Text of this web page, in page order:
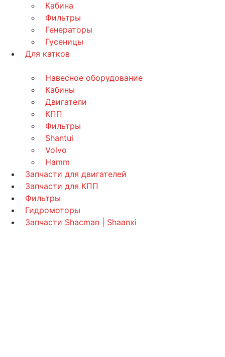
Кабина
Фильтры
Генераторы
Гусеницы
Для катков
Навесное оборудование
Кабины
Двигатели
КПП
Фильтры
Shantui
Volvo
Hamm
Запчасти для двигателей
Запчасти для КПП
Фильтры
Гидромоторы
Запчасти Shacman | Shaanxi